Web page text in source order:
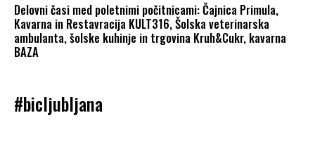
Delovni časi med poletnimi počitnicami: Čajnica Primula,
Kavarna in Restavracija KULT316, Šolska veterinarska
ambulanta, šolske kuhinje in trgovina Kruh&Cukr, kavarna
BAZA
#bicljubljana